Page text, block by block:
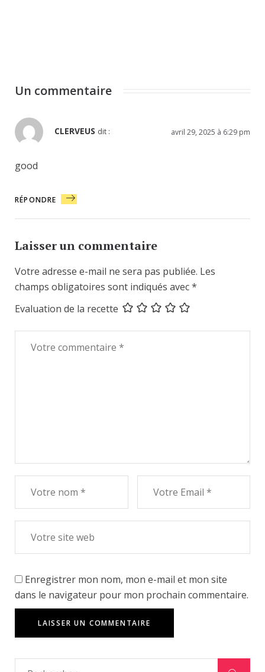
Un commentaire
CLERVEUS dit : avril 29, 2025 à 6:29 pm
good
RÉPONDRE
Laisser un commentaire
Votre adresse e-mail ne sera pas publiée. Les
champs obligatoires sont indiqués avec*
Evaluation de la recette
Enregistrer mon nom, mon e-mail et mon site
dans le navigateur pour mon prochain commentaire.